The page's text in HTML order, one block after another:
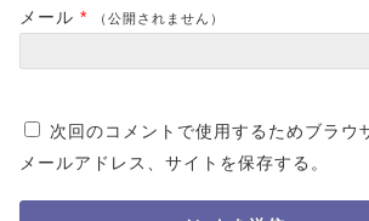
メール * （公開されません）
次回のコメントで使用するためブラウ
メールアドレス、サイトを保存する。